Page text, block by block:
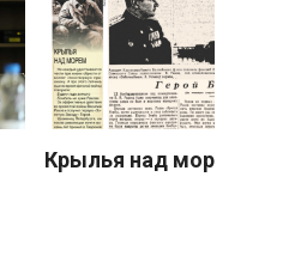
Крылья над морем